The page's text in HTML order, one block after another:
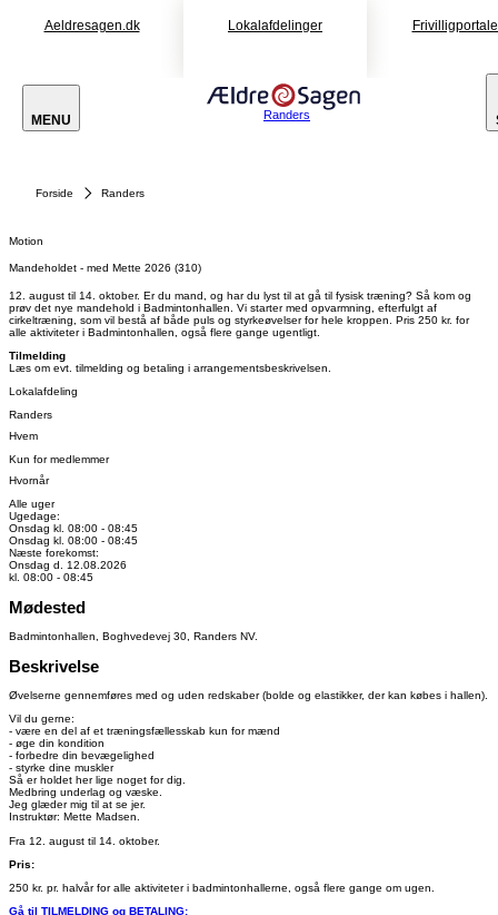
Aeldresagen.dk Lokalafdelinger
MENU Randers
Forside Randers
Motion
Mandeholdet - med Mette 2026 (310)
12. august til 14. oktober. Er du mand, og har du lyst til at gå til fysisk træning? Så kom og
prøv det nye mandehold i Badmintonhallen. Vi starter med opvarmning, efterfulgt af
cirkeltræning, som vil bestå af både puls og styrkeøvelser for hele kroppen. Pris 250 kr. for
alle aktiviteter i Badmintonhallen, også flere gange ugentligt.
Tilmelding
Læs om evt. tilmelding og betaling i arrangementsbeskrivelsen.
Lokalafdeling
Randers
Hvem
Kun for medlemmer
Hvornår
Alle uger
Ugedage:
Onsdag kl. 08:00 - 08:45
Onsdag kl. 08:00 - 08:45
Næste forekomst:
Onsdag d. 12.08.2026
kl. 08:00 - 08:45
Mødested
Badmintonhallen, Boghvedevej 30, Randers NV.
Beskrivelse
Øvelserne gennemføres med og uden redskaber (bolde og elastikker, der kan købes i hallen).
Vil du gerne:
- være en del af et træningsfællesskab kun for mænd
- øge din kondition
- forbedre din bevægelighed
- styrke dine muskler
Så er holdet her lige noget for dig.
Medbring underlag og væske.
Jeg glæder mig til at se jer.
Instruktør: Mette Madsen.
Fra 12. august til 14. oktober.
Pris:
250 kr. pr. halvår for alle aktiviteter i badmintonhallerne, også flere gange om ugen.
Gå til TILMELDING og BETALING: